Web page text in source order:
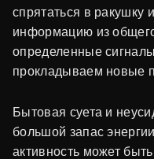
спрятаться в
информацию из
определенные
прокладываем новые
Бытовая суета и
большой запас
активность может